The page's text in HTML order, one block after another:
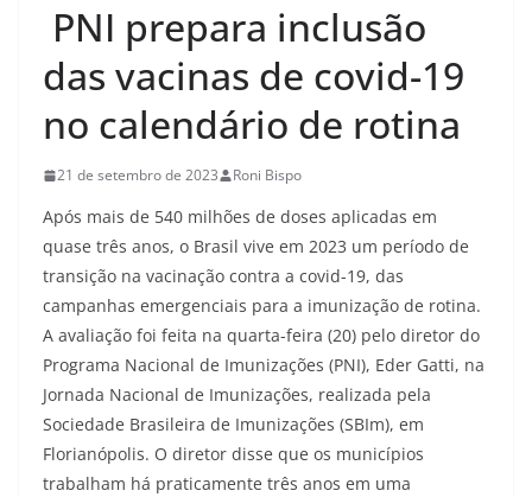
PNI prepara inclusão
das vacinas de covid-19
no calendário de rotina
21 de setembro de 2023 Roni Bispo
Após mais de 540 milhões de doses aplicadas em
quase três anos, o Brasil vive em 2023 um período de
transição na vacinação contra a covid-19, das
campanhas emergenciais para a imunização de rotina.
A avaliação foi feita na quarta-feira (20) pelo diretor do
Programa Nacional de Imunizações (PNI), Eder Gatti, na
Jornada Nacional de Imunizações, realizada pela
Sociedade Brasileira de Imunizações (SBIm), em
Florianópolis. O diretor disse que os municípios
trabalham há praticamente três anos em uma